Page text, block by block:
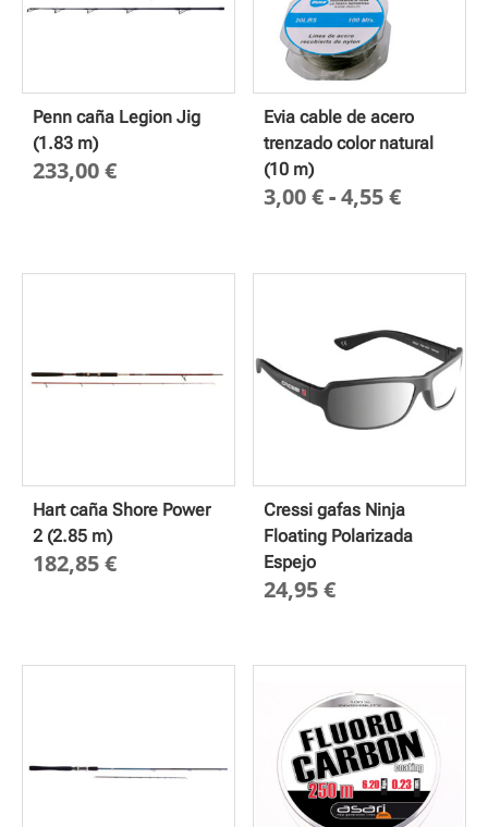
Penn caña Legion Jig
(1.83 m)
233,00€
Evia cable de acero
trenzado color natural
(10 m)
3,00€-4,55€Rango
desde
hasta
4,55 €
Hart caña Shore Power
2 (2.85 m)
182,85€
Cressi gafas Ninja
Floating Polarizada
Espejo
24,95€